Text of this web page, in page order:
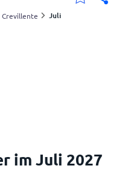
Crevillente Juli
im Juli 2027